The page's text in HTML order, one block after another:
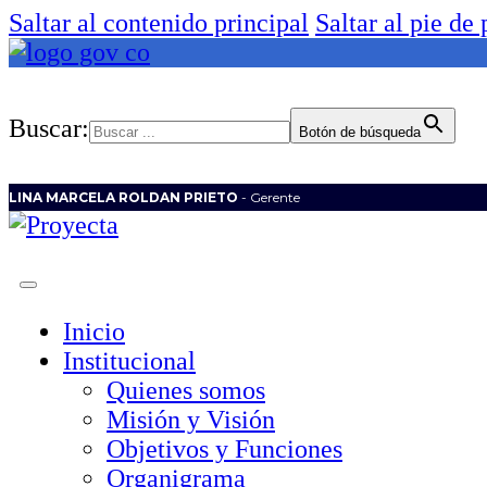
Saltar al contenido principal Saltar al pie de
Buscar: Botón de búsqueda
LINA MARCELA ROLDAN PRIETO - Gerente
Inicio
Institucional
Quienes somos
Misión y Visión
Objetivos y Funciones
Organigrama